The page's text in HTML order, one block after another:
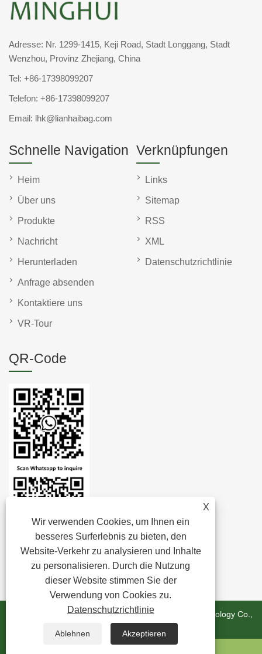
X
Wir verwenden Cookies, um Ihnen ein
besseres Surferlebnis zu bieten, den
Website-Verkehr zu analysieren und Inhalte
zu personalisieren. Durch die Nutzung
dieser Website stimmen Sie der
Verwendung von Cookies zu.
Datenschutzrichtlinie
Ablehnen Akzeptieren
Adresse: Nr. 1299-1415, Keji Road, Stadt Longgang, Stadt
Wenzhou, Provinz Zhejiang, China
Tel: +86-17398099207
Telefon: +86-17398099207
Email: lhk@lianhaibag.com
Schnelle Navigation
Heim
Über uns
Produkte
Nachricht
Herunterladen
Anfrage absenden
Kontaktiere uns
VR-Tour
Verknüpfungen
Links
Sitemap
RSS
XML
Datenschutzrichtlinie
QR-Code
Copyright © 2024 Zhejiang Minghui New Material Technology Co.,
Ltd. Alle Rechte vorbehalten.